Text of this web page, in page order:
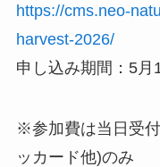
https://cms.neo-
harvest-2026/
申し込み期間：5月
※参加費は当日受
ッカード他)のみ